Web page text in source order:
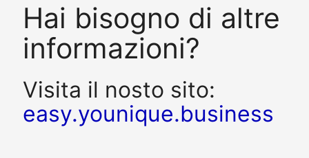
Hai bisogno di altre
informazioni?
Visita il nosto sito:
easy.younique.business